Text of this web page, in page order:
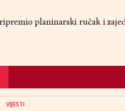
planinarski ručak i
VIJESTI